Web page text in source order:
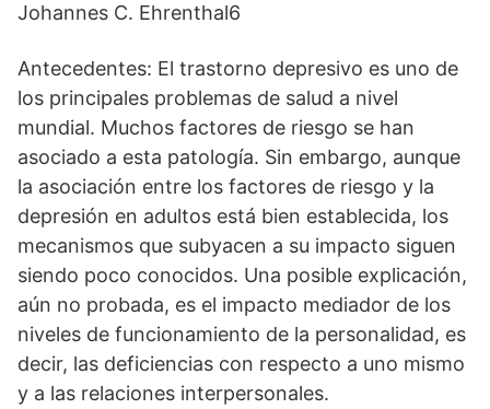
Johannes C. Ehrenthal6
Antecedentes: El trastorno depresivo es uno de
los principales problemas de salud a nivel
mundial. Muchos factores de riesgo se han
asociado a esta patología. Sin embargo, aunque
la asociación entre los factores de riesgo y la
depresión en adultos está bien establecida, los
mecanismos que subyacen a su impacto siguen
siendo poco conocidos. Una posible explicación,
aún no probada, es el impacto mediador de los
niveles de funcionamiento de la personalidad, es
decir, las deficiencias con respecto a uno mismo
y a las relaciones interpersonales.